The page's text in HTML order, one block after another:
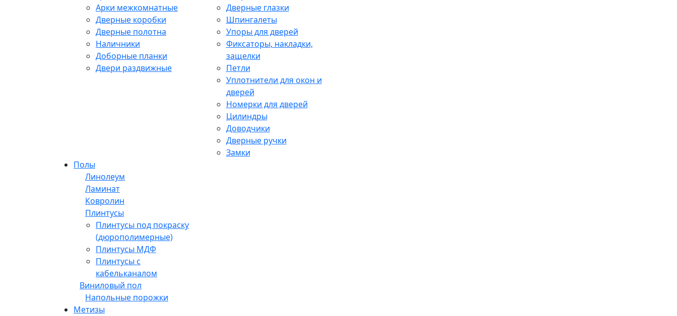
Арки межкомнатные
Дверные коробки
Дверные полотна
Наличники
Доборные планки
Двери раздвижные
Дверные глазки
Шпингалеты
Упоры для дверей
Фиксаторы, накладки,
защелки
Петли
Уплотнители для окон и
дверей
Номерки для дверей
Цилиндры
Доводчики
Дверные ручки
Замки
Полы
Линолеум
Ламинат
Ковролин
Плинтусы
Плинтусы под покраску
(дюрополимерные)
Плинтусы МДФ
Плинтусы с
кабельканалом
Виниловый пол
Напольные порожки
Метизы